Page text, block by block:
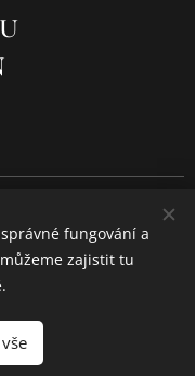
2026
PODPORU!
fungování a
zajistit tu